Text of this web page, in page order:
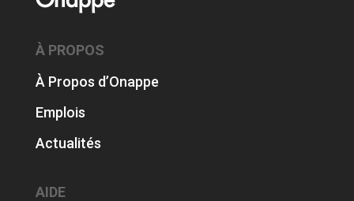
À PROPOS
À Propos d’Onappe
Emplois
Actualités
AIDE